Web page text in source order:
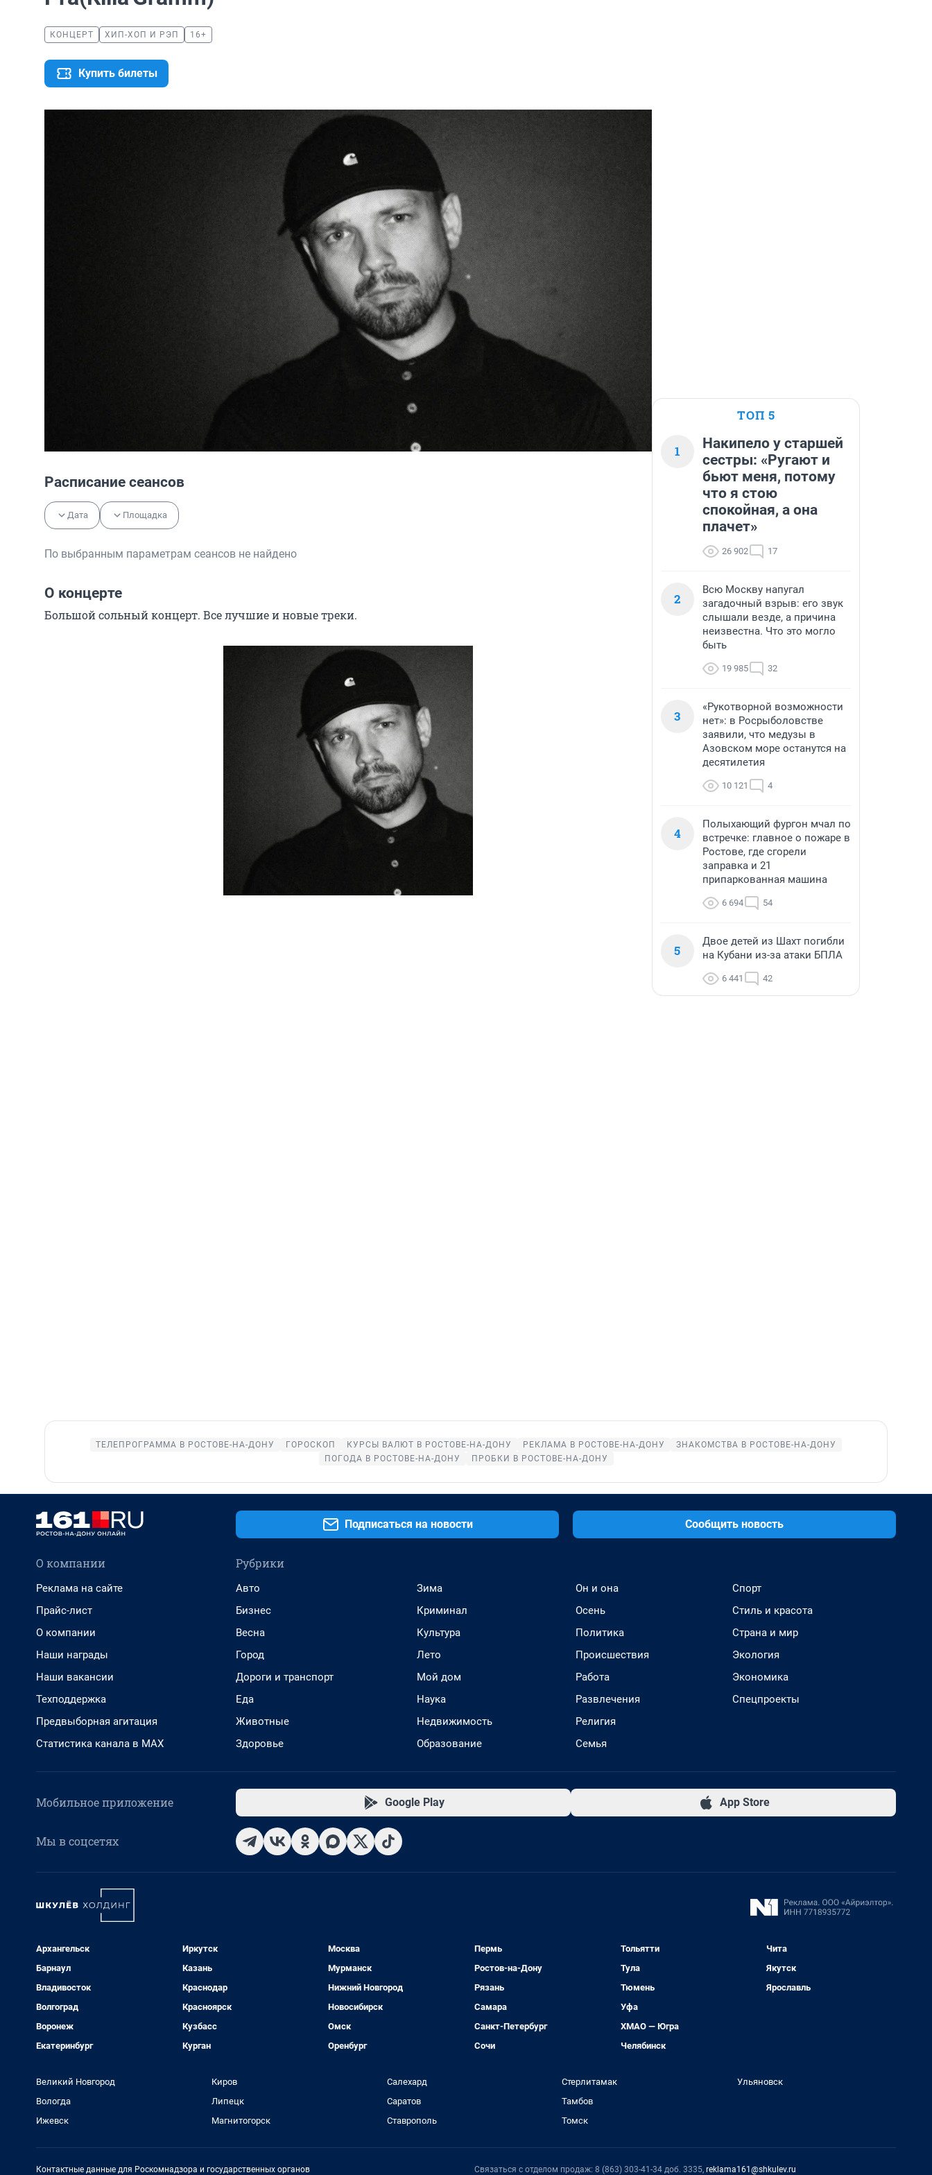
КОНЦЕРТ ХИП-ХОП И РЭП 16+
Купить билеты
Расписание сеансов
Дата Площадка
По выбранным параметрам сеансов не найдено
О концерте
Большой сольный концерт. Все лучшие и новые треки.
ТОП 5
1
Накипело у старшей
сестры: «Ругают и
бьют меня, потому
что я стою
спокойная, а она
плачет»
26 902 17
2
Всю Москву напугал
загадочный взрыв: его звук
слышали везде, а причина
неизвестна. Что это могло
быть
19 985 32
3
«Рукотворной возможности
нет»: в Росрыболовстве
заявили, что медузы в
Азовском море останутся на
десятилетия
10 121 4
4
Полыхающий фургон мчал по
встречке: главное о пожаре в
Ростове, где сгорели
заправка и 21
припаркованная машина
6 694 54
5
Двое детей из Шахт погибли
на Кубани из-за атаки БПЛА
6 441 42
ТЕЛЕПРОГРАММА В РОСТОВЕ-НА-ДОНУ ГОРОСКОП КУРСЫ ВАЛЮТ В РОСТОВЕ-НА-ДОНУ РЕКЛАМА В РОСТОВЕ-НА-ДОНУ
ЗНАКОМСТВА В РОСТОВЕ-НА-ДОНУ
ПОГОДА В РОСТОВЕ-НА-ДОНУ
ПРОБКИ В РОСТОВЕ-НА-ДОНУ
Подписаться на новости Сообщить новость
О компании
Реклама на сайте
Прайс-лист
О компании
Наши награды
Наши вакансии
Техподдержка
Предвыборная агитация
Статистика канала в MAX
Рубрики
Авто
Бизнес
Весна
Город
Дороги и транспорт
Еда
Животные
Здоровье
Зима
Криминал
Культура
Лето
Мой дом
Наука
Недвижимость
Образование
Он и она
Осень
Политика
Происшествия
Работа
Развлечения
Религия
Семья
Спорт
Стиль и красота
Страна и мир
Экология
Экономика
Спецпроекты
Мобильное приложение Google Play App Store
Мы в соцсетях
Архангельск
Барнаул
Владивосток
Волгоград
Воронеж
Екатеринбург
Иркутск
Казань
Краснодар
Красноярск
Кузбасс
Курган
Москва
Мурманск
Нижний Новгород
Новосибирск
Омск
Оренбург
Пермь
Ростов-на-Дону
Рязань
Самара
Санкт-Петербург
Сочи
Тольятти
Тула
Тюмень
Уфа
ХМАО — Югра
Челябинск
Чита
Якутск
Ярославль
Великий Новгород
Вологда
Ижевск
Киров
Липецк
Магнитогорск
Салехард
Саратов
Ставрополь
Стерлитамак
Тамбов
Томск
Ульяновск
Контактные данные для Роскомнадзора и государственных органов Связаться с отделом продаж: 8 (863) 303-41-34 доб. 3335, reklama161@shkulev.ru